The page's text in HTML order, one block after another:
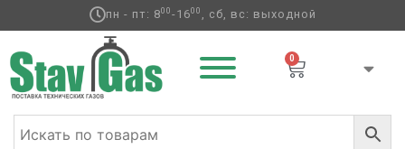
пн - пт: 800-1600 , сб, вс: выходной
0